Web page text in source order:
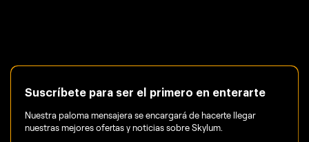
Suscríbete para ser el primero en enterarte
Nuestra paloma mensajera se encargará de hacerte llegar
nuestras mejores ofertas y noticias sobre Skylum.